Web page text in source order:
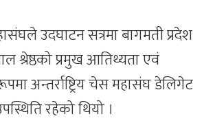
उदघाटन सत्रमा बागमती प्रदेश
श्रेष्ठको प्रमुख आतिथ्यता एवं
अन्तर्राष्ट्रिय चेस महासंघ डेलिगेट
रहेको थियो ।